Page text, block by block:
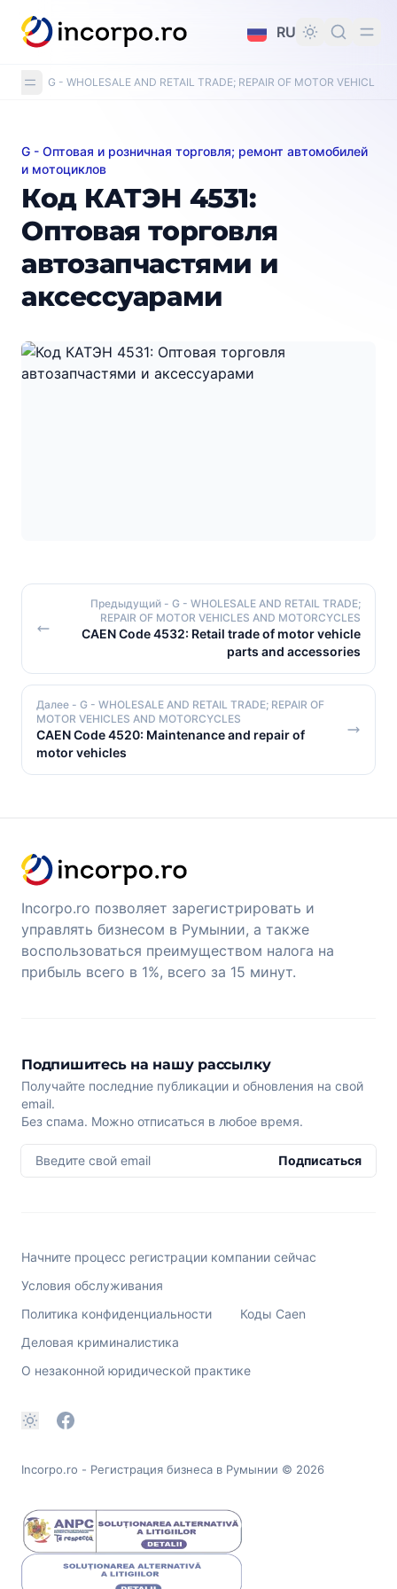
контенту
RU
G - WHOLESALE AND RETAIL TRADE; REPAIR OF MOTOR VEHICLES
Код КАТЭН 4531: Оптовая торговля автозапчастями
G - Оптовая и розничная торговля; ремонт автомобилей
и мотоциклов
Код КАТЭН 4531:
Оптовая торговля
автозапчастями и
аксессуарами
Предыдущий - G - WHOLESALE AND RETAIL TRADE;
REPAIR OF MOTOR VEHICLES AND MOTORCYCLES
CAEN Code 4532: Retail trade of motor vehicle
parts and accessories
Далее - G - WHOLESALE AND RETAIL TRADE; REPAIR OF
MOTOR VEHICLES AND MOTORCYCLES
CAEN Code 4520: Maintenance and repair of
motor vehicles
Incorpo.ro позволяет зарегистрировать и
управлять бизнесом в Румынии, а также
воспользоваться преимуществом налога на
прибыль всего в 1%, всего за 15 минут.
Подпишитесь на нашу рассылку
Получайте последние публикации и обновления на свой
email.
Без спама. Можно отписаться в любое время.
Введите свой email Подписаться
Начните процесс регистрации компании сейчас
Условия обслуживания
Политика конфиденциальности
Коды Caen
Деловая криминалистика
О незаконной юридической практике
Incorpo.ro - Регистрация бизнеса в Румынии © 2026